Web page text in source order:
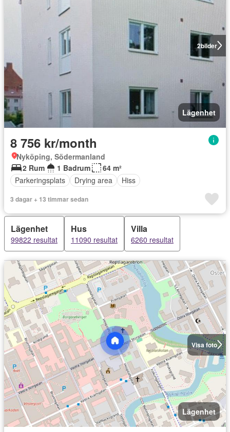
2bilder
Lägenhet
8 756 kr/month
Nyköping, Södermanland
2 Rum
1 Badrum
64 m²
Parkeringsplats
Drying area Hiss
3 dagar + 13 timmar sedan
Lägenhet
99822 resultat
Hus
11090 resultat
Villa
6260 resultat
Visa foto
Lägenhet